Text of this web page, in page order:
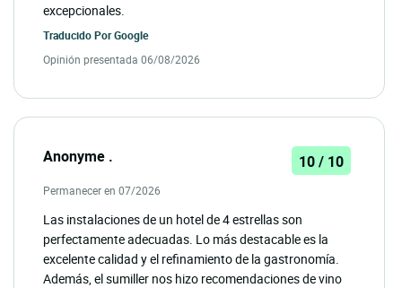
excepcionales.
Traducido PorGoogle
Opinión presentada 06/08/2026
Anonyme . 10 / 10
Permanecer en 07/2026
Las instalaciones de un hotel de 4 estrellas son
perfectamente adecuadas. Lo más destacable es la
excelente calidad y el refinamiento de la gastronomía.
Además, el sumiller nos hizo recomendaciones de vino